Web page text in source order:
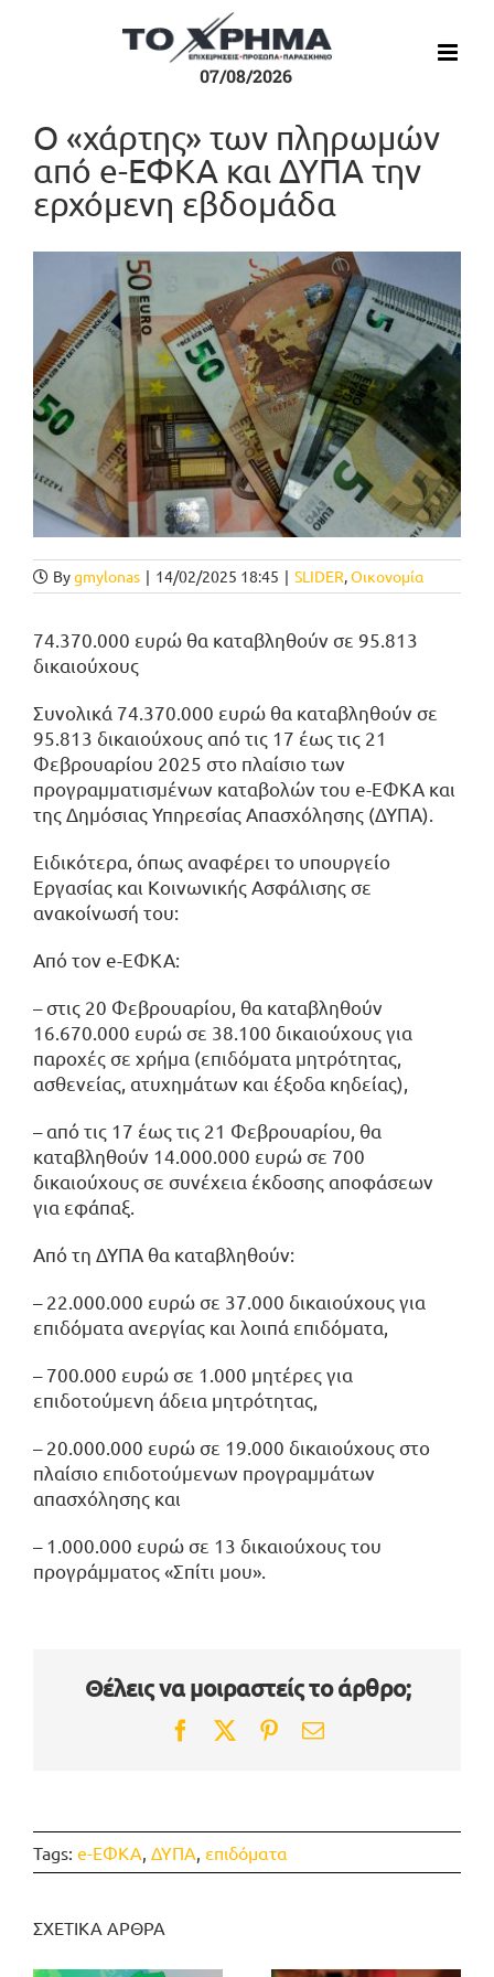
07/08/2026
Ο «χάρτης» των πληρωμών
από e-ΕΦΚΑ και ΔΥΠΑ την
ερχόμενη εβδομάδα
μεγαλύτερης
εικόνας
Bygmylonas | 14/02/2025 18:45 | SLIDER,Οικονομία
74.370.000 ευρώ θα καταβληθούν σε 95.813
δικαιούχους
Συνολικά 74.370.000 ευρώ θα καταβληθούν σε
95.813 δικαιούχους από τις 17 έως τις 21
Φεβρουαρίου 2025 στο πλαίσιο των
προγραμματισμένων καταβολών του e-ΕΦΚΑ και
της Δημόσιας Υπηρεσίας Απασχόλησης (ΔΥΠΑ).
Ειδικότερα, όπως αναφέρει το υπουργείο
Εργασίας και Κοινωνικής Ασφάλισης σε
ανακοίνωσή του:
Από τον e-ΕΦΚΑ:
– στις 20 Φεβρουαρίου, θα καταβληθούν
16.670.000 ευρώ σε 38.100 δικαιούχους για
παροχές σε χρήμα (επιδόματα μητρότητας,
ασθενείας, ατυχημάτων και έξοδα κηδείας),
– από τις 17 έως τις 21 Φεβρουαρίου, θα
καταβληθούν 14.000.000 ευρώ σε 700
δικαιούχους σε συνέχεια έκδοσης αποφάσεων
για εφάπαξ.
Από τη ΔΥΠΑ θα καταβληθούν:
– 22.000.000 ευρώ σε 37.000 δικαιούχους για
επιδόματα ανεργίας και λοιπά επιδόματα,
– 700.000 ευρώ σε 1.000 μητέρες για
επιδοτούμενη άδεια μητρότητας,
– 20.000.000 ευρώ σε 19.000 δικαιούχους στο
πλαίσιο επιδοτούμενων προγραμμάτων
απασχόλησης και
– 1.000.000 ευρώ σε 13 δικαιούχους του
προγράμματος «Σπίτι μου».
Θέλεις να μοιραστείς το άρθρο;
Facebook
TwitterPinterest
Email
Tags: e-ΕΦΚΑ ΔΥΠΑ επιδόματα
ΣΧΕΤΙΚΑ ΑΡΘΡΑ